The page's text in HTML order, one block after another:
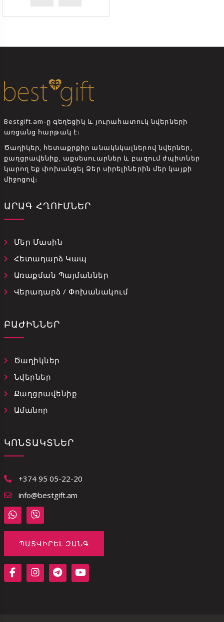
Bestgift.am-ը գեղեցիկ և յուրահատուկ նվերների
առցանց հարթակ է։
Ծաղիկեր, հետաքրքիր անակնկալներով նվերներ,
քաղցրավենիք, աքսեսուարներ և բազում ժպիտներ
կարող եք փոխանցել Ձեր սիրելիներին մեր կայքի
միջոցով։
ԱՐԱԳ ՀՂՈՒՄՆԵՐ
Մեր Մասին
Հետադարձ Կապ
Առաքման Պայմաններ
Վերադարձ / Փոխանակում
ԲԱԺԻՆՆԵՐ
Ծաղիկներ
Նվերներ
Քաղցրավենիք
Ամանոր
ԿՈՆՏԱԿՏՆԵՐ
+374 95 05-22-20
info@bestgift.am
ՊԱՏՎԻՐԵԼ ԶԱՆԳ